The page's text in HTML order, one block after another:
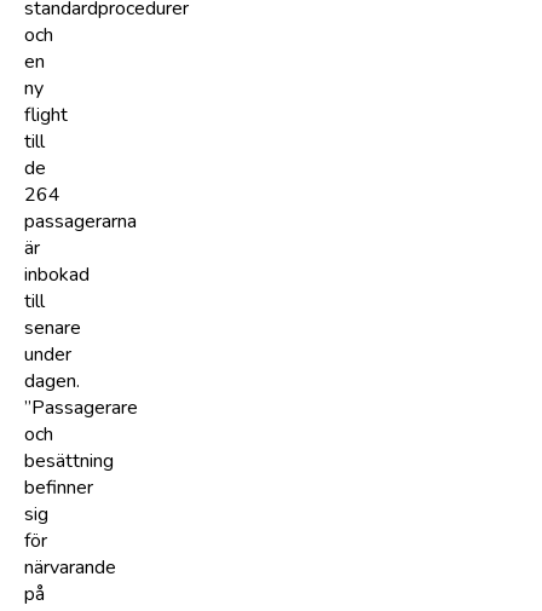
standardprocedurer
och
en
ny
flight
till
de
264
passagerarna
är
inbokad
till
senare
under
dagen.
”Passagerare
och
besättning
befinner
sig
för
närvarande
på